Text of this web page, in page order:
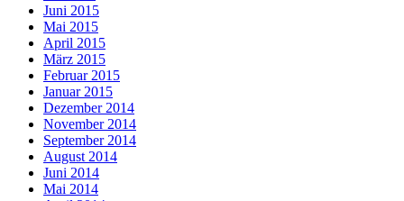
Juni 2015
Mai 2015
April 2015
März 2015
Februar 2015
Januar 2015
Dezember 2014
November 2014
September 2014
August 2014
Juni 2014
Mai 2014